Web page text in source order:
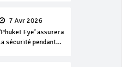
7 Avr 2026
‘Phuket Eye’ assurera
sécurité pendant